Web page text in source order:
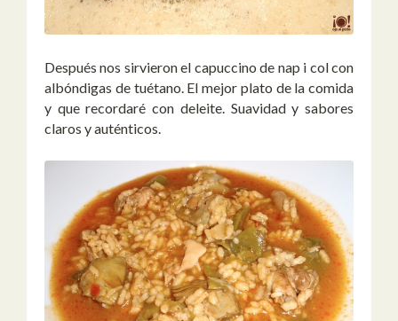
Después nos sirvieron el capuccino de nap i col con
albóndigas de tuétano. El mejor plato de la comida
y que recordaré con deleite. Suavidad y sabores
claros y auténticos.